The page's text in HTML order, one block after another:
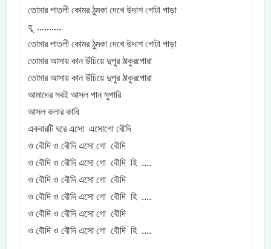
তোমার পাতলী কোমর ঠুমকা দেখে উদাশ গোটা পাড়া
হূ ..........
তোমার পাতলী কোমর ঠুমকা দেখে উদাশ গোটা পাড়া
তোমার আসায় কান উঁচিয়ে দুপুর ঠাকুরপোরা
তোমার আসায় কান উঁচিয়ে দুপুর ঠাকুরপোরা
আমাদের সবই আসল পান সুপারি
আসল কলার কাধি
একবারটি ঘরে এসো এসোগো বৌদি
ও বৌদি ও বৌদি এসো গো বৌদি
ও বৌদি ও বৌদি এসো গো বৌদি হি ....
ও বৌদি ও বৌদি এসো গো বৌদি
ও বৌদি ও বৌদি এসো গো বৌদি হি ....
ও বৌদি ও বৌদি এসো গো বৌদি
ও বৌদি ও বৌদি এসো গো বৌদি হি ....